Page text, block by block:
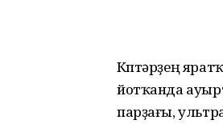
Күптәрҙең
йотҡанда
парҙағы,